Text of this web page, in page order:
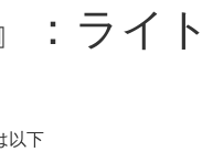
：ライ
以下